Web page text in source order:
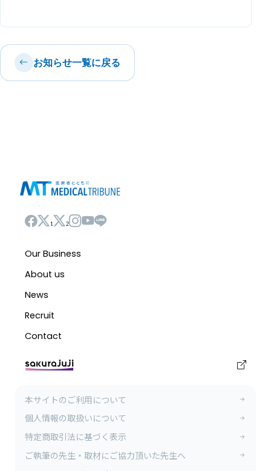
お知らせ一覧に戻る
1 2
本サイトのご利用について
個人情報の取扱いについて
特定商取引法に基づく表示
ご執筆の先生・取材にご協力頂いた先生へ